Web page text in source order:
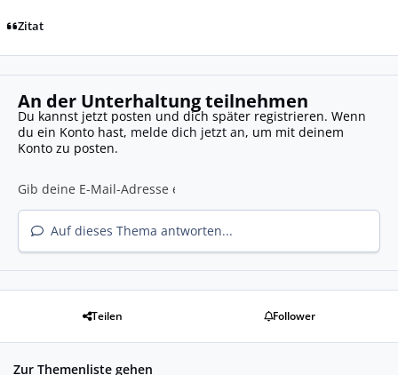
Zitat
An der Unterhaltung teilnehmen
Du kannst jetzt posten und dich später registrieren. Wenn
du ein Konto hast, melde dich jetzt an, um mit deinem
Konto zu posten.
Auf dieses Thema antworten...
Teilen Follower
Zur Themenliste gehen